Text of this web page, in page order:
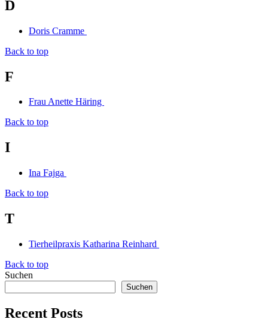
D
Doris Cramme
Back to top
F
Frau Anette Häring
Back to top
I
Ina Fajga
Back to top
T
Tierheilpraxis Katharina Reinhard
Back to top
Suchen
Suchen
Recent Posts